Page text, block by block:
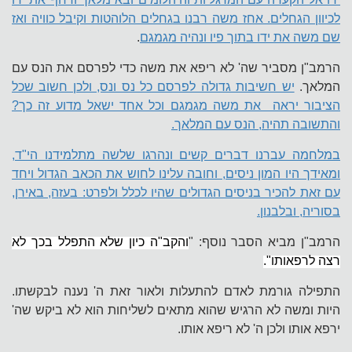
לכיוון הגחלים. אחז משה רבנו בגחלים הלוהטות וקיבל כוויה ואז
שם משה את ידו בתוך פיו ונהיה מגמגם.
הרמב"ן מסביר שה' לא ריפא את משה כדי לפרסם את הנס עם
המלאך. יש חשיבות גדולה לפרסם כל נס ונס, ולכן חשוב שכל
הציבור יראה את משה מגמגם וכל אחד ישאל מדוע זה כך?
והתשובה תהיה, הנס עם המלאך.
במלחמה עברנו דברים קשים ונהרגו שלשה מתלמידנו הי"ד,
ומאידך היו המון ניסים, וחובה עלינו לחוש את הכאב הגדול ויחד
עם זאת להכיר בניסים הגדולים שהיו לכלל ולפרט: בעזה, באירן,
בסוריה, ובלבנון.
הרמב"ן מביא הסבר נוסף: "והקב"ה כיון שלא התפלל בכך לא
רצה לרפאותו".
התפילה גורמת לאדם להתעלות ולאור זאת ה' נענה לבקשתו.
היות ומשה לא הרגיש שהוא מתאים לשליחות הוא לא ביקש שה'
ירפא אותו ולכן ה' לא ריפא אותו.